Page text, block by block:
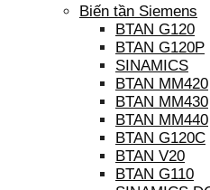
Biến tần Siemens
BTAN G120
BTAN G120P
SINAMICS
BTAN MM420
BTAN MM430
BTAN MM440
BTAN G120C
BTAN V20
BTAN G110